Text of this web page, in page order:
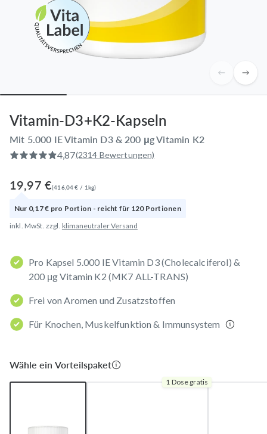
Vitamin-D3+K2-Kapseln
Mit 5.000 IE Vitamin D3 & 200 μg Vitamin K2
4,87(2314 Bewertungen)
19,97 €(416,04 € / 1kg)
Nur 0,17 € pro Portion - reicht für 120 Portionen
inkl. MwSt. zzgl. klimaneutraler Versand
Pro Kapsel 5.000 IE Vitamin D3 (Cholecalciferol) &
200 μg Vitamin K2 (MK7 ALL-TRANS)
Frei von Aromen und Zusatzstoffen
Für Knochen, Muskelfunktion & Immunsystem
Wähle ein Vorteilspaket
1 Dose gratis